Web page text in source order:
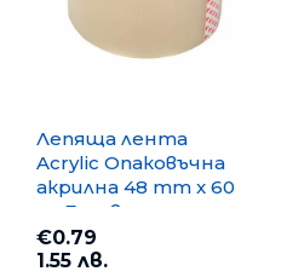
Лепяща лента
Acrylic Опаковъчна
акрилна 48 mm x 60
m, Безцветна
€0.79
1.55 лв.